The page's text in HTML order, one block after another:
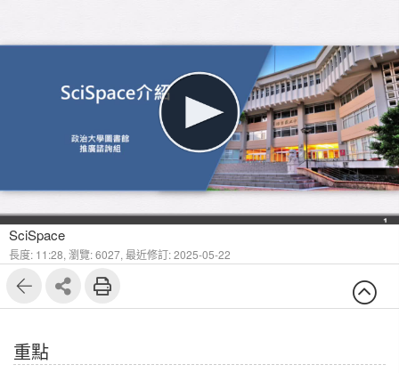
SciSpace
長度: 11:28, 瀏覽: 6027, 最近修訂: 2025-05-22
重點